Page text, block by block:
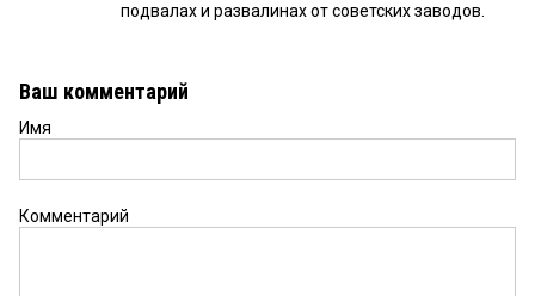
подвалах и развалинах от советских заводов.
Ваш комментарий
Имя
Комментарий